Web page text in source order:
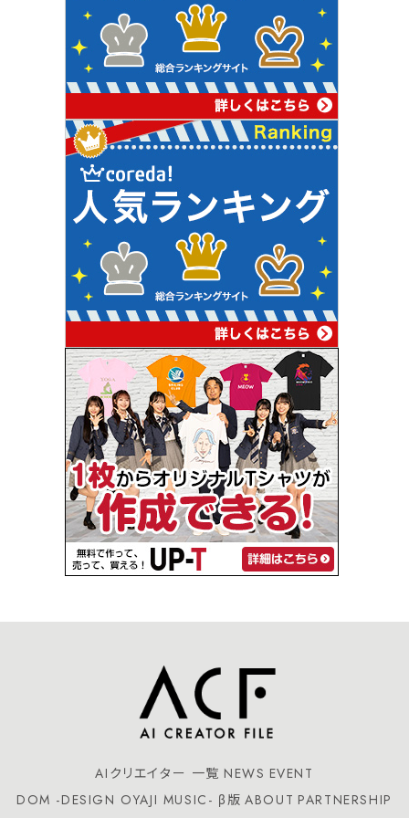
AIクリエイター 一覧 NEWS EVENT
DOM -DESIGN OYAJI MUSIC- β版 ABOUT PARTNERSHIP